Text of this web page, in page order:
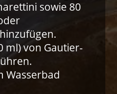
sowie 80
ml) von Gautier-
Wasserbad